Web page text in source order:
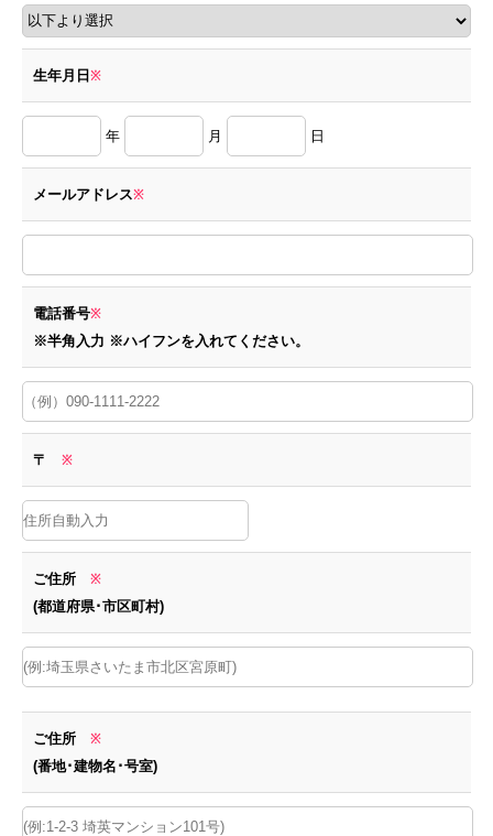
生年月日 ※
年 月 日
メールアドレス※
電話番号※
※半角入力 ※ハイフンを入れてください。
〒 ※
ご住所 ※
(都道府県･市区町村)
ご住所 ※
(番地･建物名･号室)